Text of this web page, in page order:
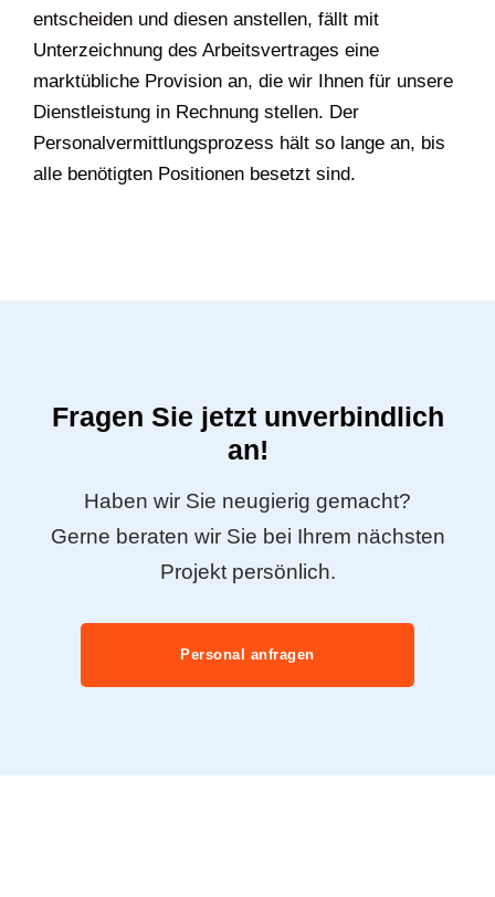
entscheiden und diesen anstellen, fällt mit
Unterzeichnung des Arbeitsvertrages eine
marktübliche Provision an, die wir Ihnen für unsere
Dienstleistung in Rechnung stellen. Der
Personalvermittlungsprozess hält so lange an, bis
alle benötigten Positionen besetzt sind.
Fragen Sie jetzt unverbindlich
an!
Haben wir Sie neugierig gemacht?
Gerne beraten wir Sie bei Ihrem nächsten
Projekt persönlich.
Personal anfragen